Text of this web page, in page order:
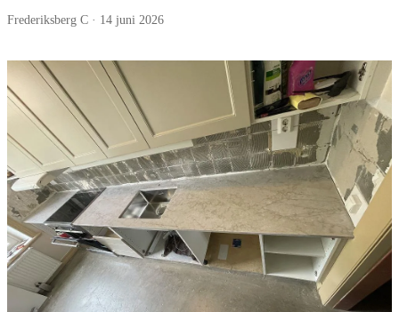
Frederiksberg C · 14 juni 2026